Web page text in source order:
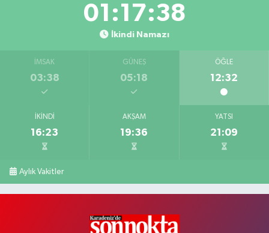
01:17:38
İkindi Namazı
İMSAK
03:38
GÜNEŞ
05:18
ÖĞLE
12:32
İKINDI
16:23
AKŞAM
19:36
YATSI
21:09
Aylık Vakitler